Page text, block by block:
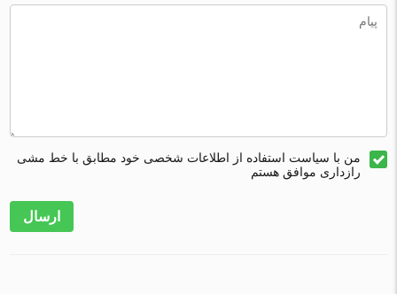
من با سیاست استفاده از اطلاعات شخصی خود مطابق با خط مشی
رازداری موافق هستم
ارسال